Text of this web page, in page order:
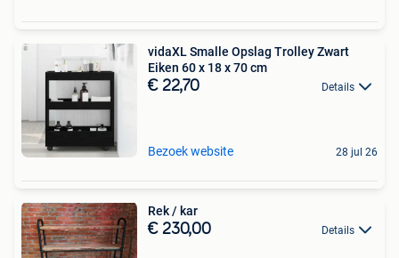
vidaXL Smalle Opslag Trolley Zwart
Eiken 60 x 18 x 70 cm
€ 22,70 Details
Bezoek website 28 jul 26
Rek / kar
€ 230,00 Details